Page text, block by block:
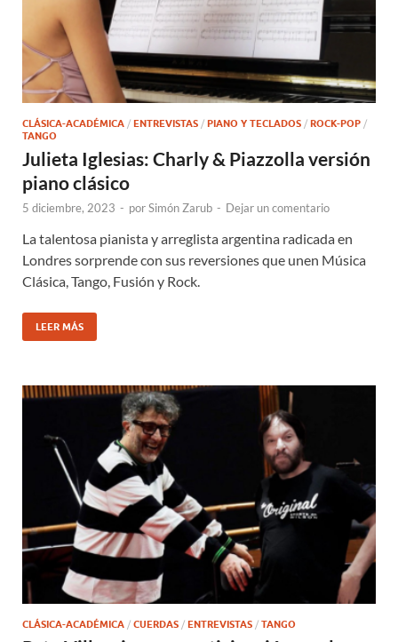
CLÁSICA-ACADÉMICA / ENTREVISTAS / PIANO Y TECLADOS / ROCK-POP /
TANGO
Julieta Iglesias: Charly & Piazzolla versión
piano clásico
5 diciembre, 2023 - porSimón Zarub - Dejar un comentario
La talentosa pianista y arreglista argentina radicada en
Londres sorprende con sus reversiones que unen Música
Clásica, Tango, Fusión y Rock.
LEER MÁS
CLÁSICA-ACADÉMICA / CUERDAS / ENTREVISTAS / TANGO